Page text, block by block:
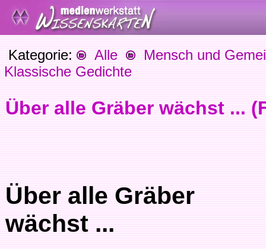
Kategorie: Alle
Mensch und
Klassische Gedichte
Über alle Gräber wächst ...
Über alle Gräber
wächst ...